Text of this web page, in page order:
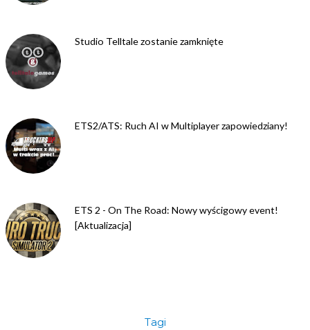
Studio Telltale zostanie zamknięte
ETS2/ATS: Ruch AI w Multiplayer zapowiedziany!
ETS 2 - On The Road: Nowy wyścigowy event!
[Aktualizacja]
Tagi